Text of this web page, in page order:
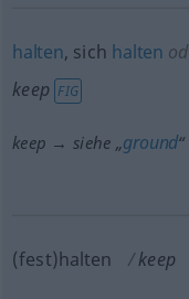
halten, sich halten od
keep FIG
keep → siehe „ground“
(fest)halten keep